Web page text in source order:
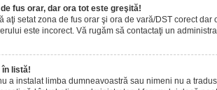
fus orar, dar ora tot este greşită!
aţi setat zona de fus orar şi ora de vară/DST corect
este incorect. Vă rugăm să contactaţi un
în listă!
a instalat limba dumneavoastră sau nimeni nu a